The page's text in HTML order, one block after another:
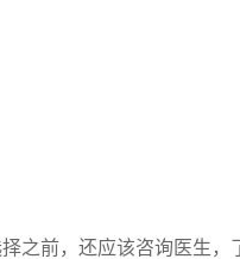
之前，还应该咨询医生，